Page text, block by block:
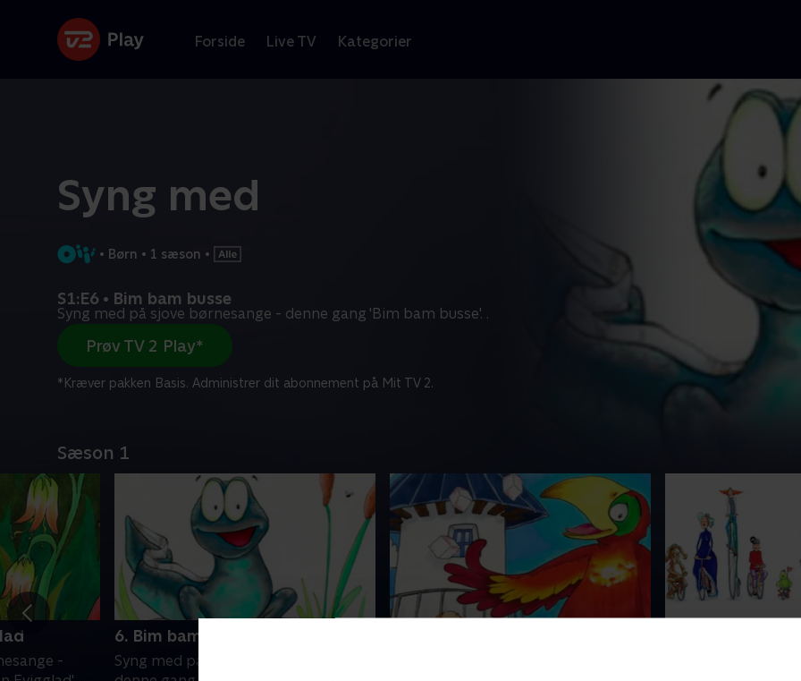
Forside Live TV Kategorier
Syng med
• Børn • 1 sæson •
S1:E6 • Bim bam busse
Syng med på sjove børnesange - denne gang 'Bim bam busse'. .
Prøv TV 2 Play*
*Kræver pakken Basis. Administrer dit abonnement på Mit TV 2.
Sæson 1
-
6. Bim bam busse
Syng med på sjove børnesange -